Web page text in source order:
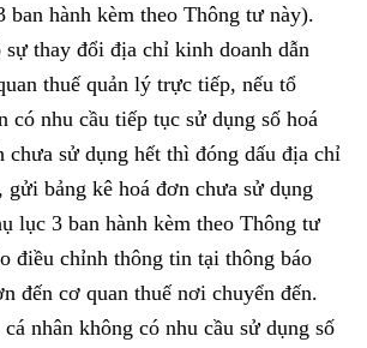
ban hành kèm theo Thông tư này).
thay đổi địa chỉ kinh doanh dẫn
thuế quản lý trực tiếp, nếu tổ
có nhu cầu tiếp tục sử dụng số hoá
chưa sử dụng hết thì đóng dấu địa chỉ
bảng kê hoá đơn chưa sử dụng
lục 3 ban hành kèm theo Thông tư
điều chỉnh thông tin tại thông báo
đến cơ quan thuế nơi chuyển đến.
nhân không có nhu cầu sử dụng số